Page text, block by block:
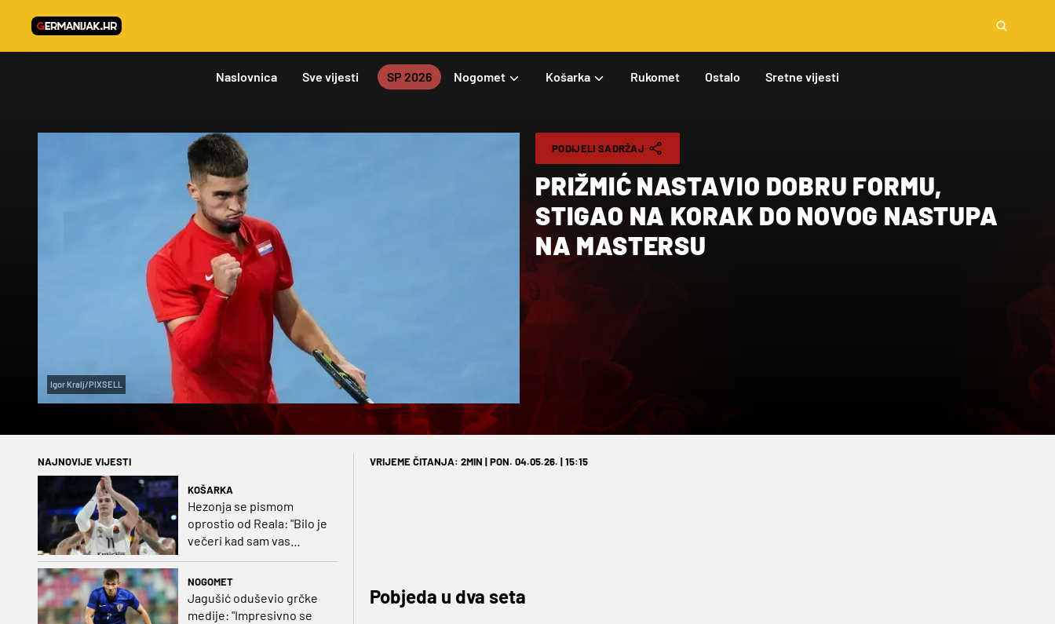
Naslovnica Sve vijesti SP 2026 Nogomet Košarka Rukomet Ostalo Sretne vijesti
Igor Kralj/PIXSELL
PODIJELI SADRŽAJ
PRIŽMIĆ NASTAVIO DOBRU FORMU,
STIGAO NA KORAK DO NOVOG NASTUPA
NA MASTERSU
NAJNOVIJE VIJESTI
KOŠARKA
Hezonja se pismom
oprostio od Reala: "Bilo je
večeri kad sam vas
NOGOMET
Jagušić oduševio grčke
medije: "Impresivno se
VRIJEME ČITANJA: 2MIN | PON. 04.05.26. | 15:15
Pobjeda u dva seta